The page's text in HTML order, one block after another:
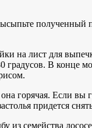
на лист для
градусов. В
горячая. Если
придется
семейства